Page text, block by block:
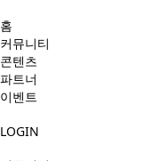
홈
커뮤니티
콘텐츠
파트너
이벤트
LOGIN